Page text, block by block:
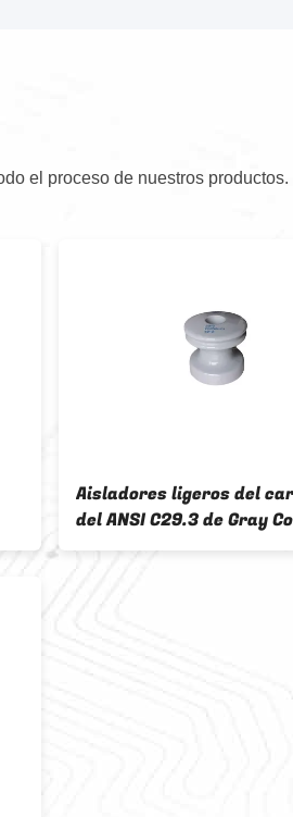
el proceso de nuestros productos.
Aisladores ligeros del
del ANSI C29.3 de Gray
18kN